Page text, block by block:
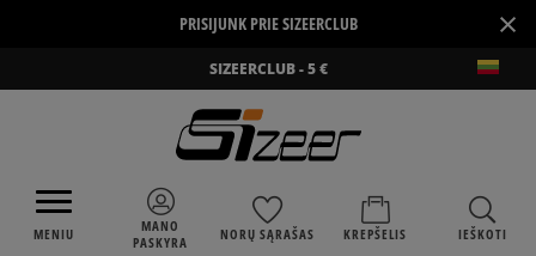
PRISIJUNK PRIE SIZEERCLUB ×
SIZEERCLUB - 5 €
MENIU
MANO
PASKYRA
NORŲ SĄRAŠAS KREPŠELIS IEŠKOTI